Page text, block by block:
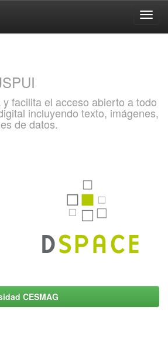
facilita el acceso abierto a todo
incluyendo texto, imágenes,
de datos.
CESMAG